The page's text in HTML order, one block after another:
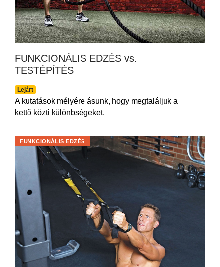
FUNKCIONÁLIS EDZÉS vs.
TESTÉPÍTÉS
Lejárt
A kutatások mélyére ásunk, hogy megtaláljuk a
kettő közti különbségeket.
FUNKCIONÁLIS EDZÉS